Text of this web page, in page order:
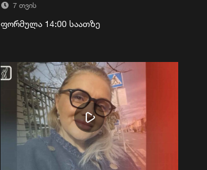
7 თვის
ფორმულა 14:00 საათზე